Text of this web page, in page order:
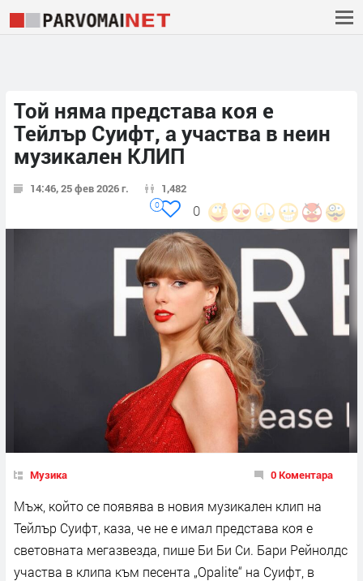
Той няма представа коя е
Тейлър Суифт, а участва в неин
музикален КЛИП
14:46, 25 фев 2026 г. 1,482
0
0
Музика 0 Коментара
Мъж, който се появява в новия музикален клип на
Тейлър Суифт, каза, че не е имал представа коя е
световната мегазвезда, пише Би Би Си. Бари Рейнолдс
участва в клипа към песента „Opalite“ на Суифт, в